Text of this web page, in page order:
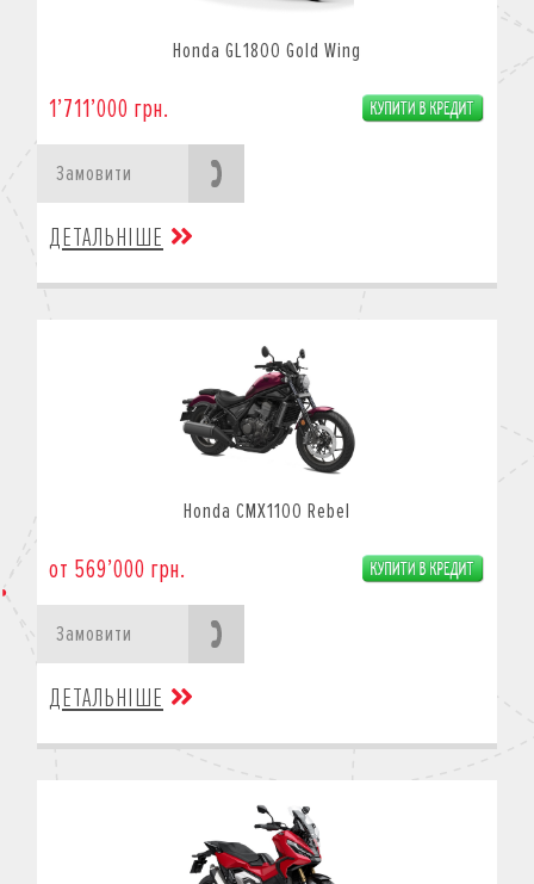
Honda GL1800 Gold Wing
1’711’000 грн.
Замовити
ДЕТАЛЬНІШЕ
Honda CMX1100 Rebel
от 569’000 грн.
Замовити
ДЕТАЛЬНІШЕ